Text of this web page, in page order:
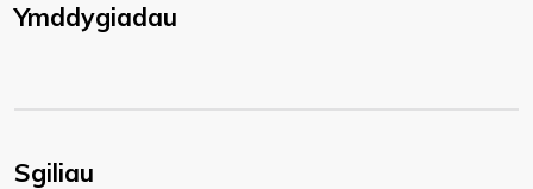
Ymddygiadau
Sgiliau